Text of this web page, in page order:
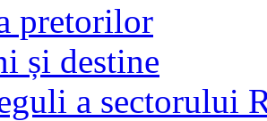
pretorilor
și destine
a sectorului